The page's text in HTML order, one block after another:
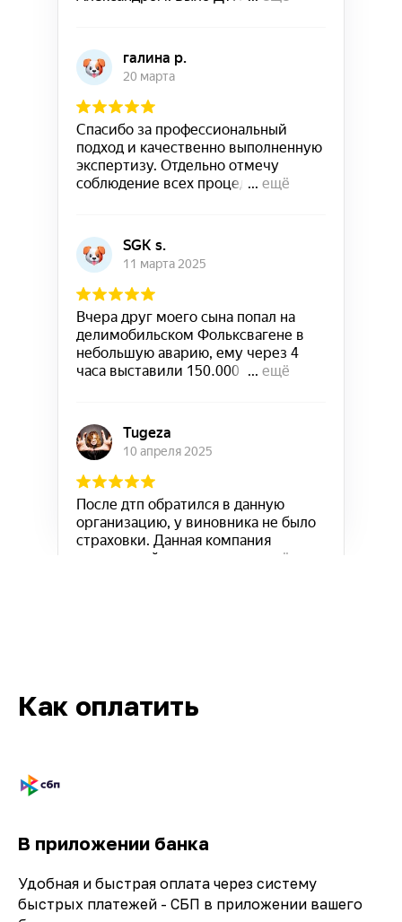
Кв-Техно на карте Москвы — Яндекс.Карты
Как оплатить
В приложении банка
Удобная и быстрая оплата через систему
быстрых платежей - СБП в приложении вашего